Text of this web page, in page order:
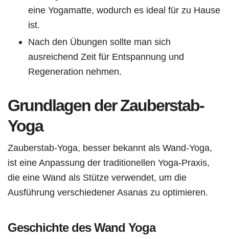
eine Yogamatte, wodurch es ideal für zu Hause
ist.
Nach den Übungen sollte man sich
ausreichend Zeit für Entspannung und
Regeneration nehmen.
Grundlagen der Zauberstab-
Yoga
Zauberstab-Yoga, besser bekannt als Wand-Yoga,
ist eine Anpassung der traditionellen Yoga-Praxis,
die eine Wand als Stütze verwendet, um die
Ausführung verschiedener Asanas zu optimieren.
Geschichte des Wand Yoga